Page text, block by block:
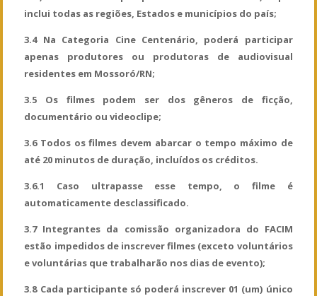
inclui todas as regiões, Estados e municípios do país;
3.4 Na Categoria Cine Centenário, poderá participar
apenas produtores ou produtoras de audiovisual
residentes em Mossoró/RN;
3.5 Os filmes podem ser dos gêneros de ficção,
documentário ou videoclipe;
3.6 Todos os filmes devem abarcar o tempo máximo de
até 20 minutos de duração, incluídos os créditos.
3.6.1 Caso ultrapasse esse tempo, o filme é
automaticamente desclassificado.
3.7 Integrantes da comissão organizadora do FACIM
estão impedidos de inscrever filmes (exceto voluntários
e voluntárias que trabalharão nos dias de evento);
3.8 Cada participante só poderá inscrever 01 (um) único